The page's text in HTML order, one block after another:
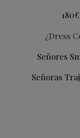
180€
¿Dress
Señores
Señoras